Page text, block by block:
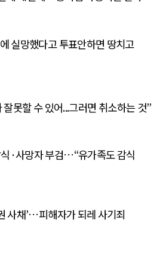
실망했다고 투표안하면 땅치고
못할 수 있어...그러면 취소하는 것”
·사망자 부검…“유가족도 감식
사채’…피해자가 되레 사기죄